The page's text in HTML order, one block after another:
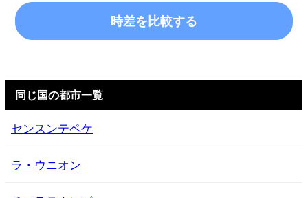
時差を比較する
同じ国の都市一覧
センスンテペケ
ラ・ウニオン